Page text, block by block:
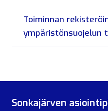
Toiminnan
ympäristönsuojelun
Sonkajärven